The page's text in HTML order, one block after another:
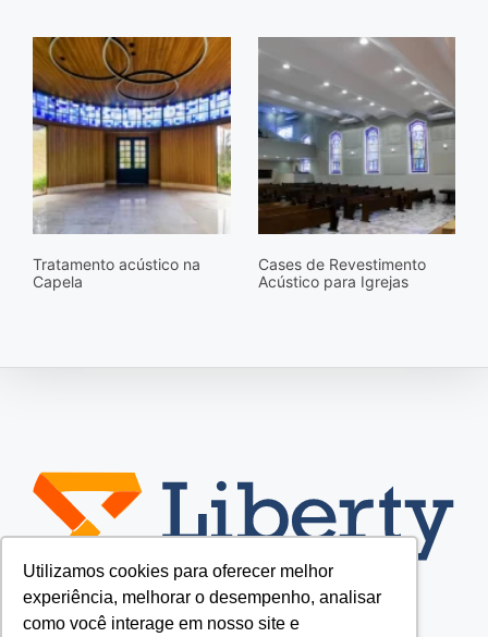
Utilizamos cookies para oferecer melhor
experiência, melhorar o desempenho, analisar
como você interage em nosso site e
Tratamento acústico na
Capela
Cases de Revestimento
Acústico para Igrejas